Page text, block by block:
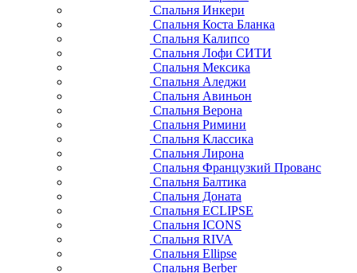
Спальня Инкери
Спальня Коста Бланка
Спальня Калипсо
Спальня Лофи СИТИ
Спальня Мексика
Спальня Аледжи
Спальня Авиньон
Спальня Верона
Спальня Римини
Спальня Классика
Спальня Лирона
Спальня Французкий Прованс
Спальня Балтика
Спальня Доната
Спальня ECLIPSE
Спальня ICONS
Спальня RIVA
Спальня Ellipse
Спальня Berber